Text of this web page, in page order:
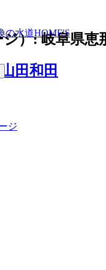
の水道HOME'S
ジ）:岐阜県恵
田和田
ジ